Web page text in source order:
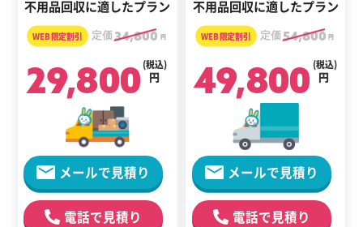
不用品回収に適したプラン
定価34,800 円
29,800 円
(税込)
メールで見積り
電話で見積り
不用品回収に適したプラン
定価54,800 円
49,800 円
(税込)
メールで見積り
電話で見積り